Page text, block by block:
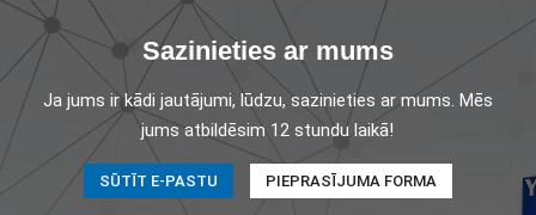
Sazinieties ar mums
Ja jums ir kādi jautājumi, lūdzu, sazinieties ar mums. Mēs
jums atbildēsim 12 stundu laikā!
SŪTĪT E-PASTU PIEPRASĪJUMA FORMA